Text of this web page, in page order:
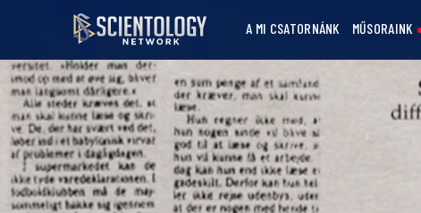
A MI CSATORNÁNK MŰSORAINK